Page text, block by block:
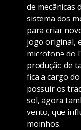
de mecãnicas
sistema dos
para criar
jogo original,
microfone do
produção de
fica a cargo
possuir os
sol, agora
vento, que
moinhos.